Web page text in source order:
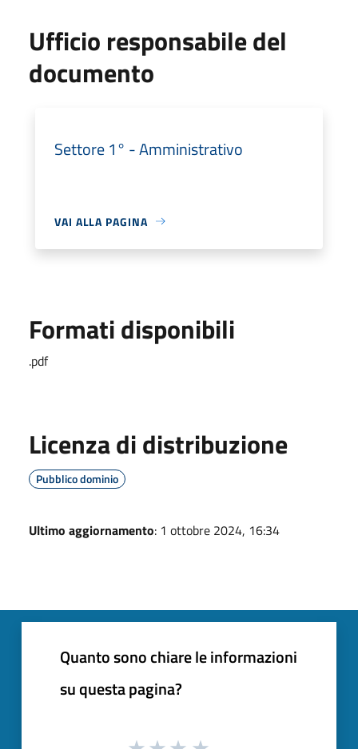
Ufficio responsabile del
documento
Settore 1° - Amministrativo
VAI ALLA PAGINA
Formati disponibili
.pdf
Licenza di distribuzione
Pubblico dominio
Ultimo aggiornamento: 1 ottobre 2024, 16:34
Quanto sono chiare le informazioni
su questa pagina?